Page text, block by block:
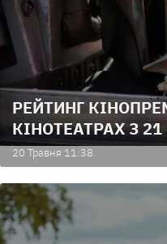
РЕЙТИНГ
КІНОТЕАТРАХ З
20 Травня 11:38